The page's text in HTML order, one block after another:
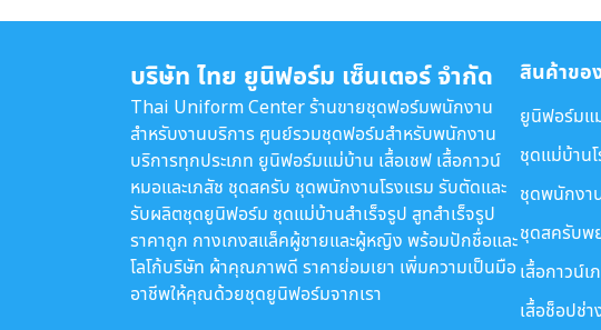
บริษัท ไทย ยูนิฟอร์ม เซ็นเตอร์ จำกัด
Thai Uniform Center ร้านขายชุดฟอร์มพนักงาน
สำหรับงานบริการ ศูนย์รวมชุดฟอร์มสำหรับพนักงาน
บริการทุกประเภท ยูนิฟอร์มแม่บ้าน เสื้อเชฟ เสื้อกาวน์
หมอและเภสัช ชุดสครับ ชุดพนักงานโรงแรม รับตัดและ
รับผลิตชุดยูนิฟอร์ม ชุดแม่บ้านสำเร็จรูป สูทสำเร็จรูป
ราคาถูก กางเกงสแล็คผู้ชายและผู้หญิง พร้อมปักชื่อและ
โลโก้บริษัท ผ้าคุณภาพดี ราคาย่อมเยา เพิ่มความเป็นมือ
อาชีพให้คุณด้วยชุดยูนิฟอร์มจากเรา
สินค้าของ
ยูนิฟอร์มแ
ชุดแม่บ้าน
ชุดพนักงา
ชุดสครับพ
เสื้อกาวน์เ
เสื้อช็อปช่า